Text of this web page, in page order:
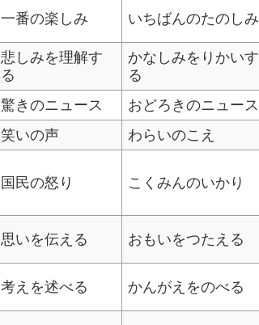
一番の楽しみ いちばんのたのしみ
悲しみを理解す
る
かなしみをりかいす
る
驚きのニュース おどろきのニュース
笑いの声 わらいのこえ
国民の怒り こくみんのいかり
思いを伝える おもいをつたえる
考えを述べる かんがえをのべる